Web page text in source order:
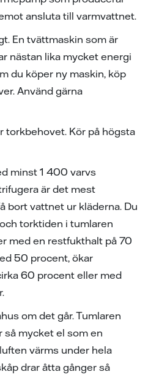
ansluta till varmvattnet.
En tvättmaskin som är
nästan lika mycket energi
du köper ny maskin, köp
Använd gärna
torkbehovet. Kör på högsta
minst 1 400 varvs
är det mest
bort vattnet ur kläderna. Du
torktiden i tumlaren
med en restfukthalt på 70
50 procent, ökar
60 procent eller med
om det går. Tumlaren
så mycket el som en
värms under hela
drar åtta gånger så